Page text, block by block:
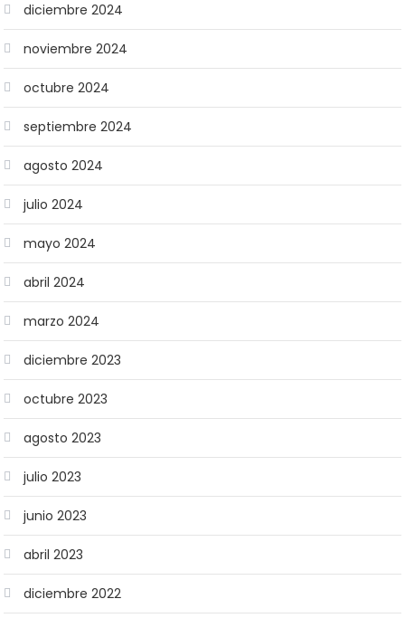
diciembre 2024
noviembre 2024
octubre 2024
septiembre 2024
agosto 2024
julio 2024
mayo 2024
abril 2024
marzo 2024
diciembre 2023
octubre 2023
agosto 2023
julio 2023
junio 2023
abril 2023
diciembre 2022